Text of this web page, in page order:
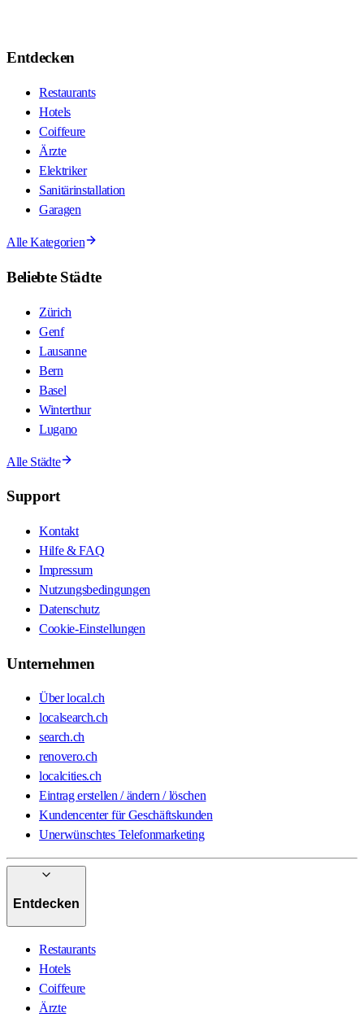
Entdecken
Restaurants
Hotels
Coiffeure
Ärzte
Elektriker
Sanitärinstallation
Garagen
Alle Kategorien
Beliebte Städte
Zürich
Genf
Lausanne
Bern
Basel
Winterthur
Lugano
Alle Städte
Support
Kontakt
Hilfe & FAQ
Impressum
Nutzungsbedingungen
Datenschutz
Cookie-Einstellungen
Unternehmen
Über local.ch
localsearch.ch
search.ch
renovero.ch
localcities.ch
Eintrag erstellen / ändern / löschen
Kundencenter für Geschäftskunden
Unerwünschtes Telefonmarketing
Entdecken
Restaurants
Hotels
Coiffeure
Ärzte